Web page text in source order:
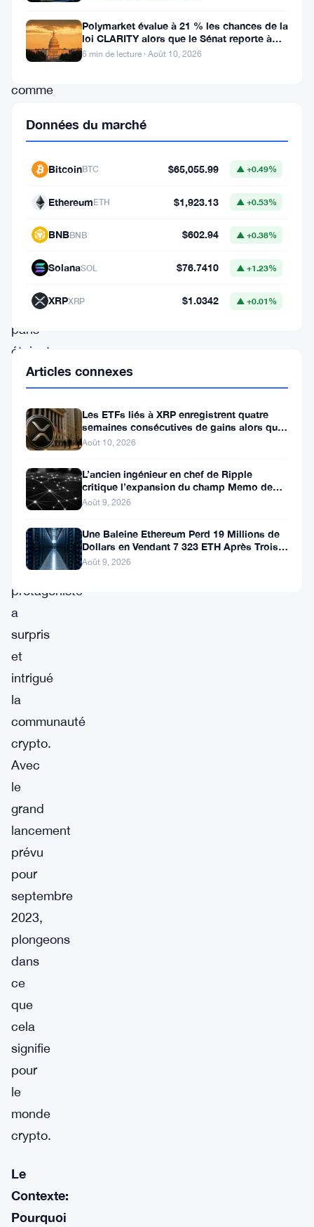
l’ombre,
comme
la
prochaine
chose
pour
Alors
que
paris
étaient
sur
montée
Japon
tant
que
protagoniste
a
surpris
et
intrigué
la
communauté
crypto.
Avec
le
grand
lancement
prévu
pour
septembre
2023,
plongeons
dans
ce
que
cela
signifie
pour
le
monde
crypto.
Le
Contexte:
Pourquoi
Polymarket évalue à 21 % les chances de la
loi CLARITY alors que le Sénat reporte à
septembre
6 min de lecture · Août 10, 2026
Données du marché
BitcoinBTC $65,055.99 ▲ +0.49%
EthereumETH $1,923.13 ▲ +0.53%
BNBBNB $602.94 ▲ +0.38%
SolanaSOL $76.7410 ▲ +1.23%
XRPXRP $1.0342 ▲ +0.01%
Articles connexes
Les ETFs liés à XRP enregistrent quatre
semaines consécutives de gains alors que
le prix teste le support à 1
Août 10, 2026
L’ancien ingénieur en chef de Ripple
critique l’expansion du champ Memo de
XRPL
Août 9, 2026
Une Baleine Ethereum Perd 19 Millions de
Dollars en Vendant 7 323 ETH Après Trois
Ans de Staking
Août 9, 2026